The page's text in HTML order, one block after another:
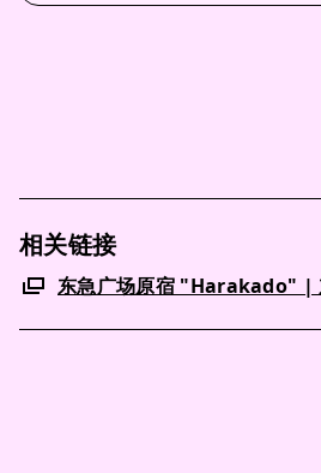
相关链接
东急广场原宿 "Harakado" |